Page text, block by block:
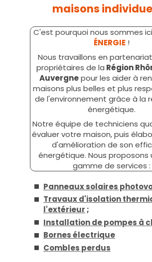
maisons
C'est pourquoi nous sommes
ÉNERGIE !
Nous travaillons en
propriétaires de la Région
Auvergnepour les aider à
maisons plus belles et plus
de l'environnement grâce à la
énergétique.
Notre équipe de techniciens
évaluer votre maison, puis
d'amélioration de son
énergétique. Nous proposons
gamme de services :
Panneaux solaires
Travaux d'isolation
l'extérieur ;
Installation de pompes à
Bornes électrique
Combles perdus